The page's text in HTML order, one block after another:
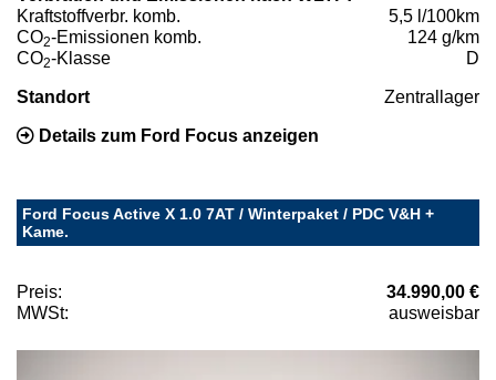
Kraftstoffverbr. komb.
5,5 l/100km
CO2-Emissionen komb.
124 g/km
CO2-Klasse D
Standort Zentrallager
Details zum Ford Focus anzeigen
Ford Focus Active X 1.0 7AT / Winterpaket / PDC V&H +
Kame.
Preis:
34.990,00 €
MWSt:
ausweisbar